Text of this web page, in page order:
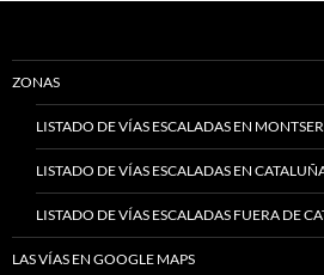
ZONAS
LISTADO DE VÍAS ESCALADAS EN
LISTADO DE VÍAS ESCALADAS EN
LISTADO DE VÍAS ESCALADAS FUERA DE
LAS VÍAS EN GOOGLE MAPS